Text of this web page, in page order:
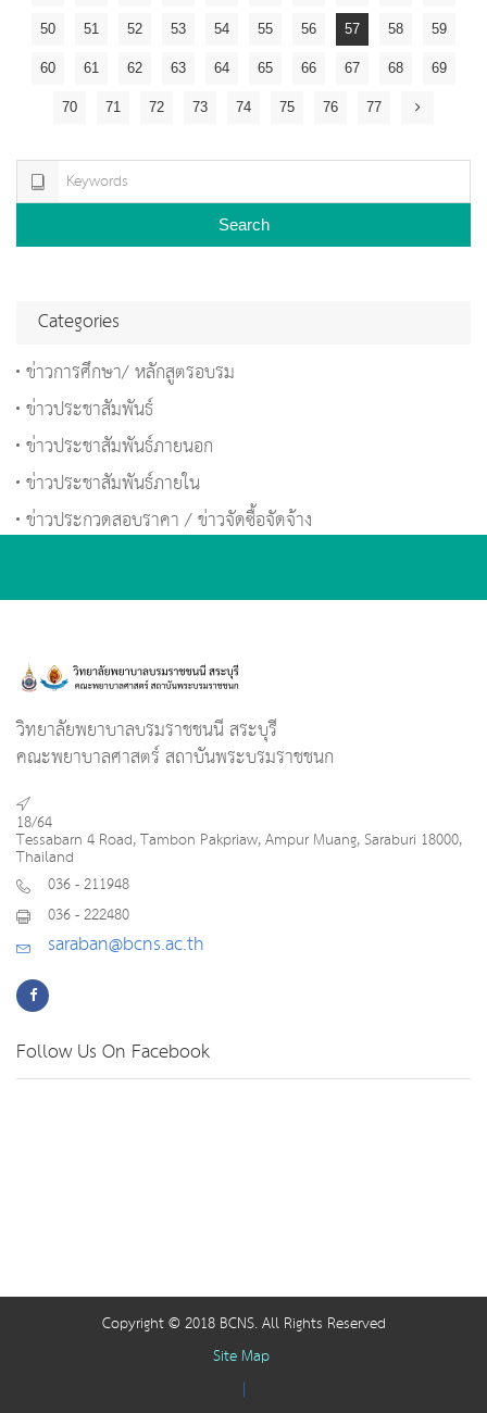
50 51 52 53 54 55 56 57 58 59
60 61 62 63 64 65 66 67 68 69
70 71 72 73 74 75 76 77
Search
Categories
ข่าวการศึกษา/ หลักสูตรอบรม
ข่าวประชาสัมพันธ์
ข่าวประชาสัมพันธ์ภายนอก
ข่าวประชาสัมพันธ์ภายใน
ข่าวประกวดสอบราคา / ข่าวจัดซื้อจัดจ้าง
วิทยาลัยพยาบาลบรมราชชนนี สระบุรี
คณะพยาบาลศาสตร์ สถาบันพระบรมราชชนก
18/64
Tessabarn 4 Road, Tambon Pakpriaw, Ampur Muang, Saraburi 18000,
Thailand
036 - 211948
036 - 222480
saraban@bcns.ac.th
Follow Us On Facebook
Copyright © 2018 BCNS. All Rights Reserved
Site Map
|